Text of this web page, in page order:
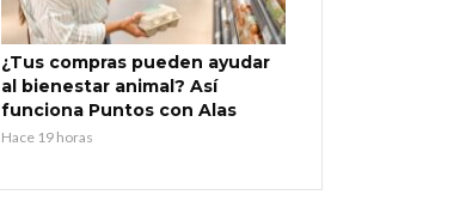
¿Tus compras pueden ayudar
al bienestar animal? Así
funciona Puntos con Alas
Hace 19 horas